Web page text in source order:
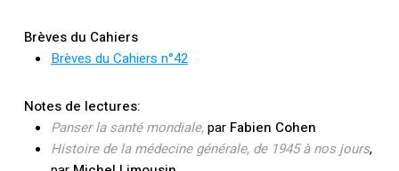
Brèves du Cahiers
Brèves du Cahiers n°42
Notes de lectures:
Panser la santé mondiale,par Fabien Cohen
Histoire de la médecine générale, de 1945 à nos jours,